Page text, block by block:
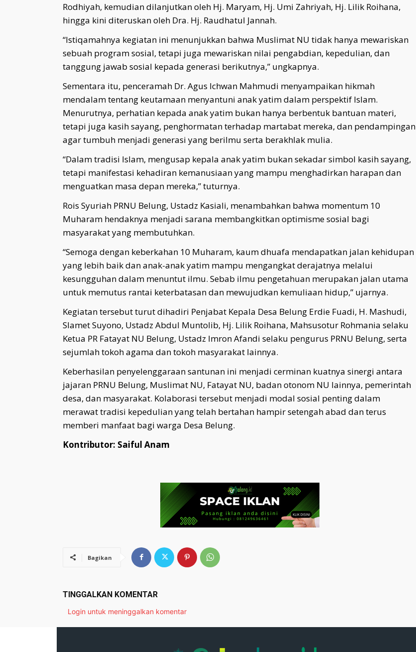
Rodhiyah, kemudian dilanjutkan oleh Hj. Maryam, Hj. Umi Zahriyah, Hj. Lilik Roihana,
hingga kini diteruskan oleh Dra. Hj. Raudhatul Jannah.
“Istiqamahnya kegiatan ini menunjukkan bahwa Muslimat NU tidak hanya mewariskan
sebuah program sosial, tetapi juga mewariskan nilai pengabdian, kepedulian, dan
tanggung jawab sosial kepada generasi berikutnya,” ungkapnya.
Sementara itu, penceramah Dr. Agus Ichwan Mahmudi menyampaikan hikmah
mendalam tentang keutamaan menyantuni anak yatim dalam perspektif Islam.
Menurutnya, perhatian kepada anak yatim bukan hanya berbentuk bantuan materi,
tetapi juga kasih sayang, penghormatan terhadap martabat mereka, dan pendampingan
agar tumbuh menjadi generasi yang berilmu serta berakhlak mulia.
“Dalam tradisi Islam, mengusap kepala anak yatim bukan sekadar simbol kasih sayang,
tetapi manifestasi kehadiran kemanusiaan yang mampu menghadirkan harapan dan
menguatkan masa depan mereka,” tuturnya.
Rois Syuriah PRNU Belung, Ustadz Kasiali, menambahkan bahwa momentum 10
Muharam hendaknya menjadi sarana membangkitkan optimisme sosial bagi
masyarakat yang membutuhkan.
“Semoga dengan keberkahan 10 Muharam, kaum dhuafa mendapatkan jalan kehidupan
yang lebih baik dan anak-anak yatim mampu mengangkat derajatnya melalui
kesungguhan dalam menuntut ilmu. Sebab ilmu pengetahuan merupakan jalan utama
untuk memutus rantai keterbatasan dan mewujudkan kemuliaan hidup,” ujarnya.
Kegiatan tersebut turut dihadiri Penjabat Kepala Desa Belung Erdie Fuadi, H. Mashudi,
Slamet Suyono, Ustadz Abdul Muntolib, Hj. Lilik Roihana, Mahsusotur Rohmania selaku
Ketua PR Fatayat NU Belung, Ustadz Imron Afandi selaku pengurus PRNU Belung, serta
sejumlah tokoh agama dan tokoh masyarakat lainnya.
Keberhasilan penyelenggaraan santunan ini menjadi cerminan kuatnya sinergi antara
jajaran PRNU Belung, Muslimat NU, Fatayat NU, badan otonom NU lainnya, pemerintah
desa, dan masyarakat. Kolaborasi tersebut menjadi modal sosial penting dalam
merawat tradisi kepedulian yang telah bertahan hampir setengah abad dan terus
memberi manfaat bagi warga Desa Belung.
Kontributor: Saiful Anam
Bagikan
TINGGALKAN KOMENTAR
Login untuk meninggalkan komentar